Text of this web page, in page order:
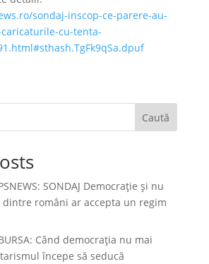
sondaj-inscop-ce-parere-au-
cu-tenta-
Caută
SONDAJ Democrație și nu
dintre români ar accepta un regim
Când democraţia nu mai
începe să seducă